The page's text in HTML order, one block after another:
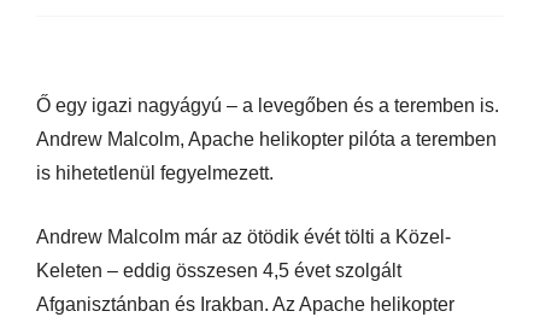
Ő egy igazi nagyágyú – a levegőben és a teremben is.
Andrew Malcolm, Apache helikopter pilóta a teremben
is hihetetlenül fegyelmezett.
Andrew Malcolm már az ötödik évét tölti a Közel-
Keleten – eddig összesen 4,5 évet szolgált
Afganisztánban és Irakban. Az Apache helikopter